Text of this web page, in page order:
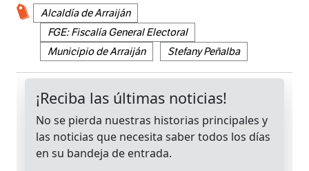
Alcaldía de Arraiján
FGE: Fiscalía General Electoral
Municipio de Arraiján
Stefany Peñalba